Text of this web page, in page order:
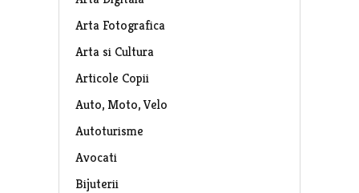
Arta Fotografica
Arta si Cultura
Articole Copii
Auto, Moto, Velo
Autoturisme
Avocati
Bijuterii